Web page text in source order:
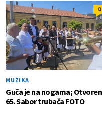
0
MUZIKA
Guča je na nogama; Otvoren
65. Sabor trubača FOTO